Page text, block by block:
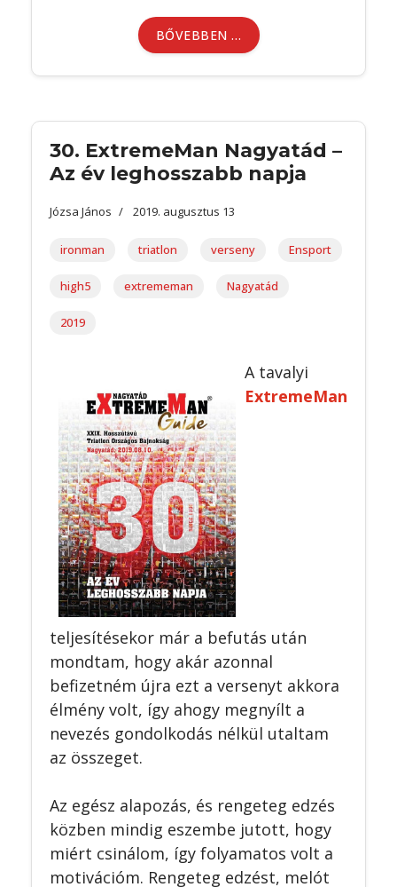
BŐVEBBEN …
30. ExtremeMan Nagyatád –
Az év leghosszabb napja
Józsa János 2019. augusztus 13
ironman triatlon verseny Ensport
high5 extrememan Nagyatád
2019
A tavalyi
ExtremeMan
teljesítésekor már a befutás után
mondtam, hogy akár azonnal
befizetném újra ezt a versenyt akkora
élmény volt, így ahogy megnyílt a
nevezés gondolkodás nélkül utaltam
az összeget.
Az egész alapozás, és rengeteg edzés
közben mindig eszembe jutott, hogy
miért csinálom, így folyamatos volt a
motivációm. Rengeteg edzést, melót